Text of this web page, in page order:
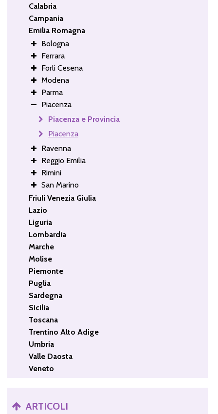
Calabria
Campania
Emilia Romagna
Bologna
Ferrara
Forli Cesena
Modena
Parma
Piacenza
Piacenza e Provincia
Piacenza
Ravenna
Reggio Emilia
Rimini
San Marino
Friuli Venezia Giulia
Lazio
Liguria
Lombardia
Marche
Molise
Piemonte
Puglia
Sardegna
Sicilia
Toscana
Trentino Alto Adige
Umbria
Valle Daosta
Veneto
ARTICOLI